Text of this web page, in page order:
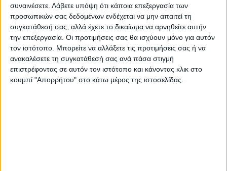
συναινέσετε. Λάβετε υπόψη ότι κάποια επεξεργασία των
προσωπικών σας δεδομένων ενδέχεται να μην απαιτεί τη
συγκατάθεσή σας, αλλά έχετε το δικαίωμα να αρνηθείτε αυτήν
την επεξεργασία. Οι προτιμήσεις σας θα ισχύουν μόνο για αυτόν
τον ιστότοπο. Μπορείτε να αλλάξετε τις προτιμήσεις σας ή να
ανακαλέσετε τη συγκατάθεσή σας ανά πάσα στιγμή
επιστρέφοντας σε αυτόν τον ιστότοπο και κάνοντας κλικ στο
κουμπί "Απορρήτου" στο κάτω μέρος της ιστοσελίδας.
ΝΕΟΣ ΑΓΩΝ
https://neosagon.gr
Η Αρχαιότερη Καθημερινή Πρωινή Εφημερίδα της Καρδίτσας